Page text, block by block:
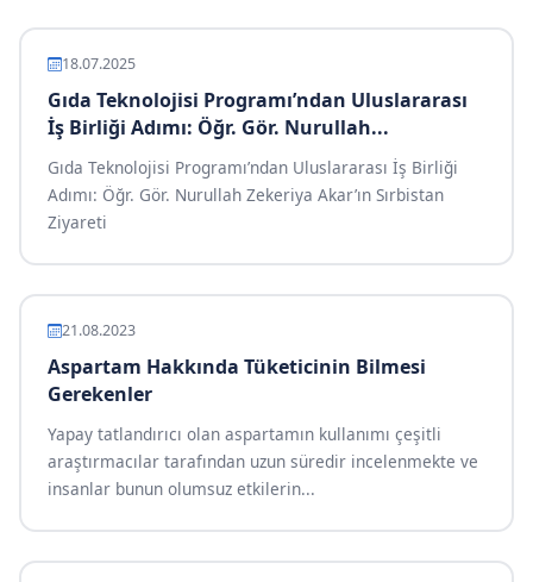
18.07.2025
Gıda Teknolojisi Programı’ndan Uluslararası
İş Birliği Adımı: Öğr. Gör. Nurullah...
Gıda Teknolojisi Programı’ndan Uluslararası İş Birliği
Adımı: Öğr. Gör. Nurullah Zekeriya Akar’ın Sırbistan
Ziyareti
21.08.2023
Aspartam Hakkında Tüketicinin Bilmesi
Gerekenler
Yapay tatlandırıcı olan aspartamın kullanımı çeşitli
araştırmacılar tarafından uzun süredir incelenmekte ve
insanlar bunun olumsuz etkilerin...